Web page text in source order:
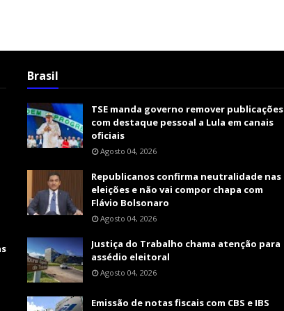
Brasil
TSE manda governo remover publicações
com destaque pessoal a Lula em canais
oficiais
Agosto 04, 2026
Republicanos confirma neutralidade nas
eleições e não vai compor chapa com
Flávio Bolsonaro
Agosto 04, 2026
Justiça do Trabalho chama atenção para
assédio eleitoral
Agosto 04, 2026
Emissão de notas fiscais com CBS e IBS